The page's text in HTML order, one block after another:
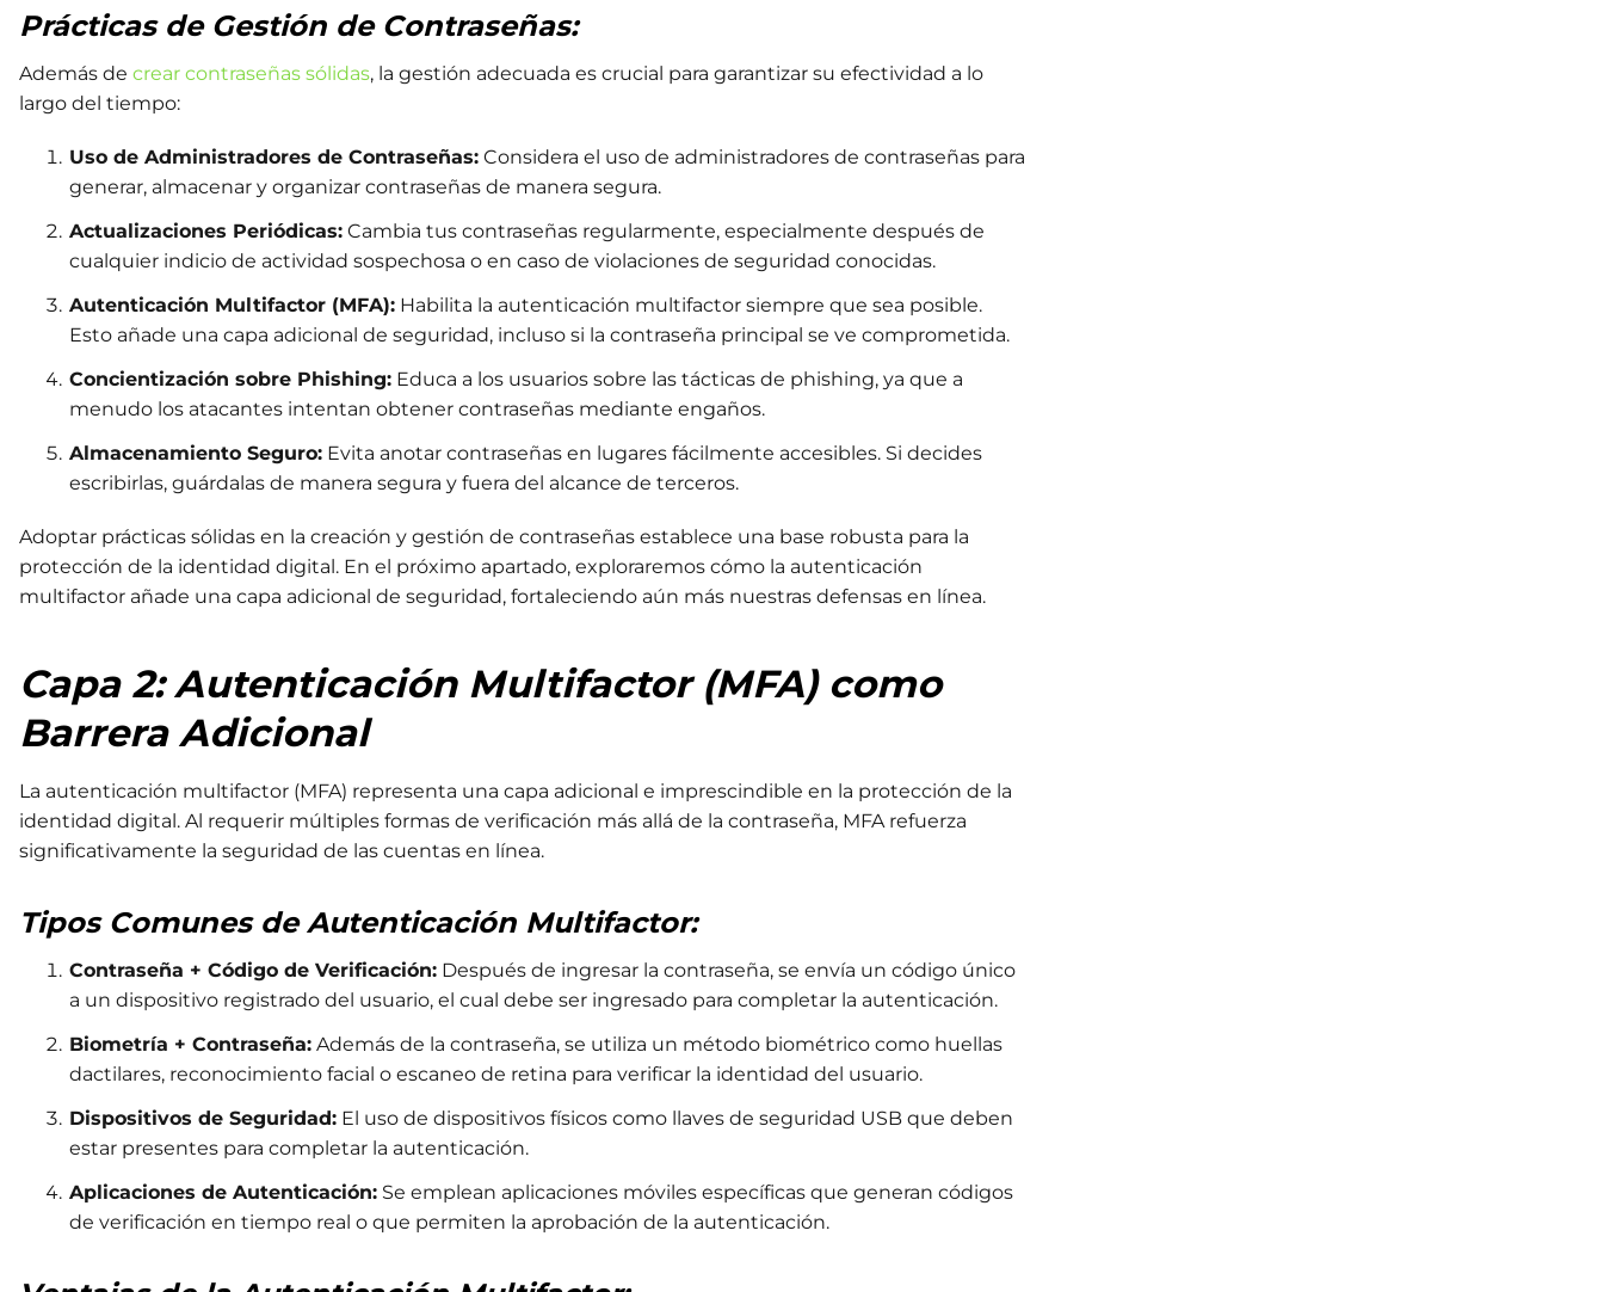
Prácticas de Gestión de Contraseñas:
Además de crear contraseñas sólidas, la gestión adecuada es crucial para garantizar su efectividad a lo
largo del tiempo:
Uso de Administradores de Contraseñas: Considera el uso de administradores de contraseñas para
generar, almacenar y organizar contraseñas de manera segura.
Actualizaciones Periódicas: Cambia tus contraseñas regularmente, especialmente después de
cualquier indicio de actividad sospechosa o en caso de violaciones de seguridad conocidas.
Autenticación Multifactor (MFA): Habilita la autenticación multifactor siempre que sea posible.
Esto añade una capa adicional de seguridad, incluso si la contraseña principal se ve comprometida.
Concientización sobre Phishing: Educa a los usuarios sobre las tácticas de phishing, ya que a
menudo los atacantes intentan obtener contraseñas mediante engaños.
Almacenamiento Seguro: Evita anotar contraseñas en lugares fácilmente accesibles. Si decides
escribirlas, guárdalas de manera segura y fuera del alcance de terceros.
Adoptar prácticas sólidas en la creación y gestión de contraseñas establece una base robusta para la
protección de la identidad digital. En el próximo apartado, exploraremos cómo la autenticación
multifactor añade una capa adicional de seguridad, fortaleciendo aún más nuestras defensas en línea.
Capa 2: Autenticación Multifactor (MFA) como
Barrera Adicional
La autenticación multifactor (MFA) representa una capa adicional e imprescindible en la protección de la
identidad digital. Al requerir múltiples formas de verificación más allá de la contraseña, MFA refuerza
significativamente la seguridad de las cuentas en línea.
Tipos Comunes de Autenticación Multifactor:
Contraseña + Código de Verificación: Después de ingresar la contraseña, se envía un código único
a un dispositivo registrado del usuario, el cual debe ser ingresado para completar la autenticación.
Biometría + Contraseña: Además de la contraseña, se utiliza un método biométrico como huellas
dactilares, reconocimiento facial o escaneo de retina para verificar la identidad del usuario.
Dispositivos de Seguridad: El uso de dispositivos físicos como llaves de seguridad USB que deben
estar presentes para completar la autenticación.
Aplicaciones de Autenticación: Se emplean aplicaciones móviles específicas que generan códigos
de verificación en tiempo real o que permiten la aprobación de la autenticación.